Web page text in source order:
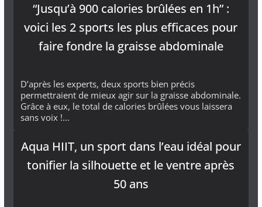
“Jusqu’à 900 calories brûlées en 1h” :
voici les 2 sports les plus efficaces pour
faire fondre la graisse abdominale
D’après les experts, deux sports bien précis
permettraient de mieux agir sur la graisse abdominale.
Grâce à eux, le total de calories brûlées vous laissera
sans voix !…
Aqua HIIT, un sport dans l’eau idéal pour
tonifier la silhouette et le ventre après
50 ans